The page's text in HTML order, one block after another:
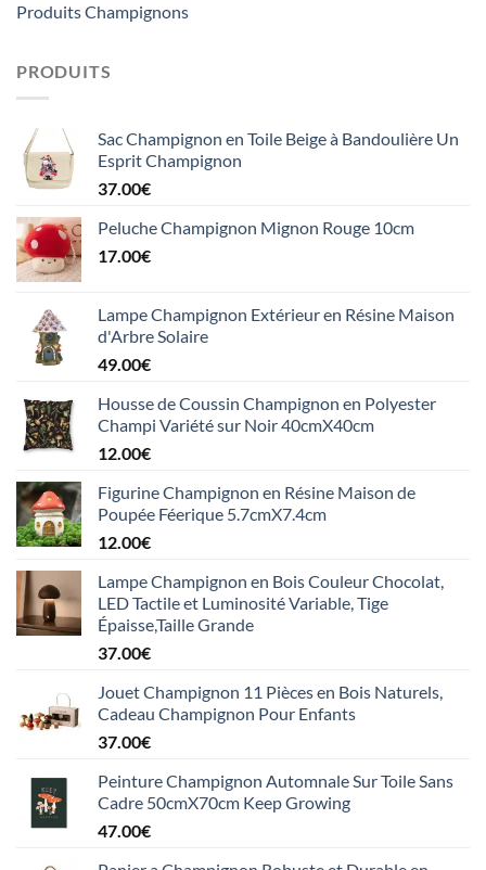
Produits Champignons
PRODUITS
Sac Champignon en Toile Beige à Bandoulière Un
Esprit Champignon
37.00€
Peluche Champignon Mignon Rouge 10cm
17.00€
Lampe Champignon Extérieur en Résine Maison
d'Arbre Solaire
49.00€
Housse de Coussin Champignon en Polyester
Champi Variété sur Noir 40cmX40cm
12.00€
Figurine Champignon en Résine Maison de
Poupée Féerique 5.7cmX7.4cm
12.00€
Lampe Champignon en Bois Couleur Chocolat,
LED Tactile et Luminosité Variable, Tige
Épaisse,Taille Grande
37.00€
Jouet Champignon 11 Pièces en Bois Naturels,
Cadeau Champignon Pour Enfants
37.00€
Peinture Champignon Automnale Sur Toile Sans
Cadre 50cmX70cm Keep Growing
47.00€